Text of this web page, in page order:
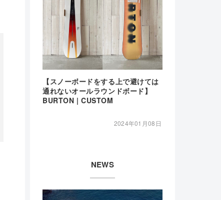
【スノーボードをする上で避けては
通れないオールラウンドボード】
BURTON | CUSTOM
2024年01月08日
NEWS